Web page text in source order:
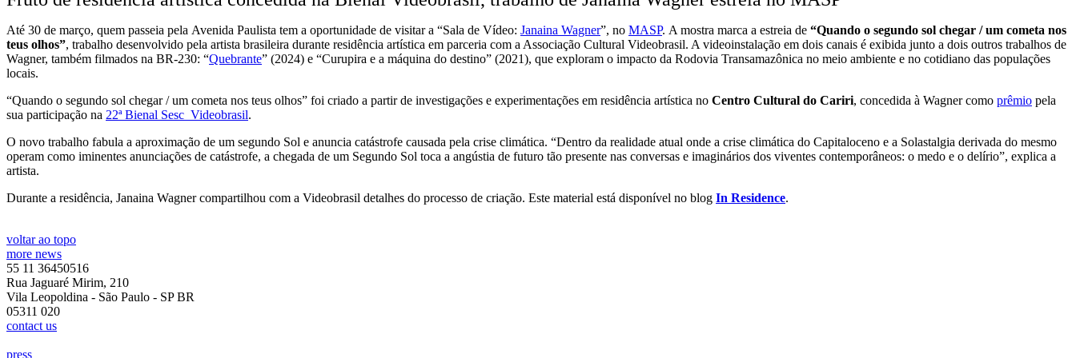
Até 30 de março, quem passeia pela Avenida Paulista tem a oportunidade de visitar a “Sala de Vídeo: Janaina Wagner”, no MASP. A mostra marca a estreia de “Quando o segundo sol chegar / um cometa nos
teus olhos”, trabalho desenvolvido pela artista brasileira durante residência artística em parceria com a Associação Cultural Videobrasil. A videoinstalação em dois canais é exibida junto a dois outros trabalhos de
Wagner, também filmados na BR-230: “Quebrante” (2024) e “Curupira e a máquina do destino” (2021), que exploram o impacto da Rodovia Transamazônica no meio ambiente e no cotidiano das populações
locais.
“Quando o segundo sol chegar / um cometa nos teus olhos” foi criado a partir de investigações e experimentações em residência artística no Centro Cultural do Cariri, concedida à Wagner como prêmio pela
sua participação na 22ª Bienal Sesc_Videobrasil.
O novo trabalho fabula a aproximação de um segundo Sol e anuncia catástrofe causada pela crise climática. “Dentro da realidade atual onde a crise climática do Capitaloceno e a Solastalgia derivada do mesmo
operam como iminentes anunciações de catástrofe, a chegada de um Segundo Sol toca a angústia de futuro tão presente nas conversas e imaginários dos viventes contemporâneos: o medo e o delírio”, explica a
artista.
Durante a residência, Janaina Wagner compartilhou com a Videobrasil detalhes do processo de criação. Este material está disponível no blog In Residence.
voltar ao topo
more news
55 11 36450516
Rua Jaguaré Mirim, 210
Vila Leopoldina - São Paulo - SP BR
05311 020
contact us
press